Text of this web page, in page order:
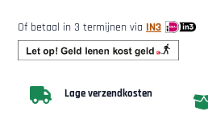
Of betaal in 3 termijnen via IN3
Lage verzendkosten